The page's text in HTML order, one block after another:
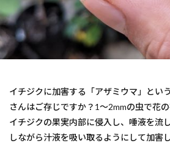
イチジクに加害する「アザミウマ」とい
さんはご存じですか？1～2mmの虫で花の
イチジクの果実内部に侵入し、唾液を流
しながら汁液を吸い取るようにして加害し